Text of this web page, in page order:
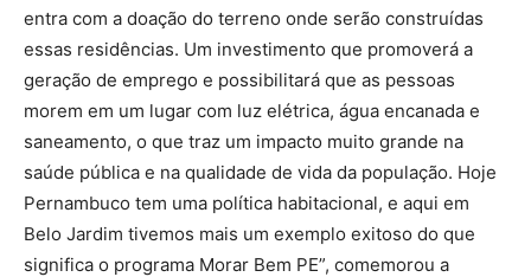
entra com a doação do terreno onde serão construídas
essas residências. Um investimento que promoverá a
geração de emprego e possibilitará que as pessoas
morem em um lugar com luz elétrica, água encanada e
saneamento, o que traz um impacto muito grande na
saúde pública e na qualidade de vida da população. Hoje
Pernambuco tem uma política habitacional, e aqui em
Belo Jardim tivemos mais um exemplo exitoso do que
significa o programa Morar Bem PE”, comemorou a